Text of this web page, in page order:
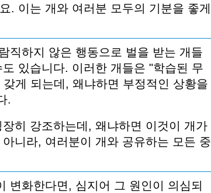
. 이는 개와 여러분 모두의 기분을 좋게
직하지 않은 행동으로 벌을 받는 개들
도 있습니다. 이러한 개들은 "학습된 무
갖게 되는데 , 왜냐하면 부정적인 상황을
.
히 강조하는데 , 왜냐하면 이것이
개가
아니라, 여러분이 개와 공유하는 모든 중
변화한다면, 심지어 그 원인이
의심되